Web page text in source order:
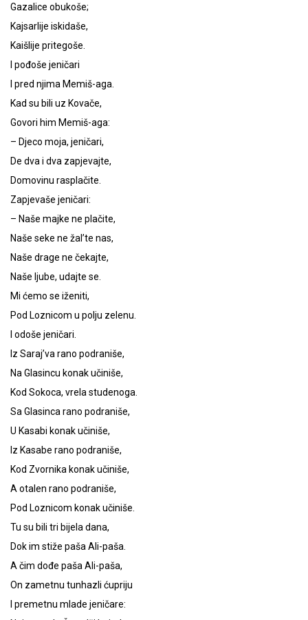
Gazalice obukoše;
Kajsarlije iskidaše,
Kaišlije pritegoše.
I pođoše jeničari
I pred njima Memiš-aga.
Kad su bili uz Kovače,
Govori him Memiš-aga:
– Djeco moja, jeničari,
De dva i dva zapjevajte,
Domovinu rasplačite.
Zapjevaše jeničari:
– Naše majke ne plačite,
Naše seke ne žal’te nas,
Naše drage ne čekajte,
Naše ljube, udajte se.
Mi ćemo se iženiti,
Pod Loznicom u polju zelenu.
I odoše jeničari.
Iz Saraj’va rano podraniše,
Na Glasincu konak učiniše,
Kod Sokoca, vrela studenoga.
Sa Glasinca rano podraniše,
U Kasabi konak učiniše,
Iz Kasabe rano podraniše,
Kod Zvornika konak učiniše,
A otalen rano podraniše,
Pod Loznicom konak učiniše.
Tu su bili tri bijela dana,
Dok im stiže paša Ali-paša.
A čim dođe paša Ali-paša,
On zametnu tunhazli ćupriju
I premetnu mlade jeničare: